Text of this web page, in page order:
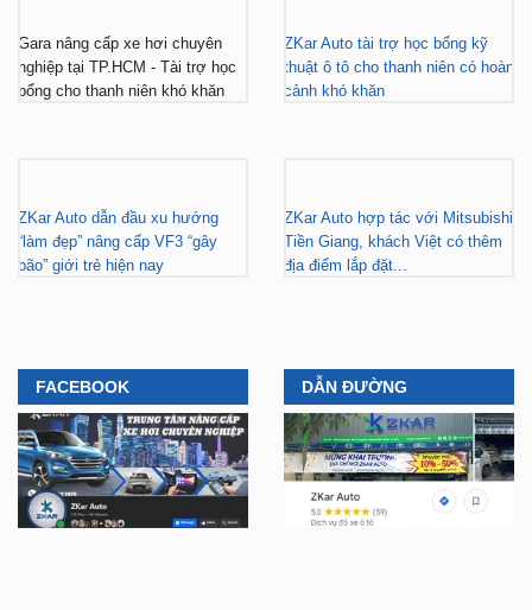
Gara nâng cấp xe hơi chuyên
nghiệp tại TP.HCM - Tài trợ học
bổng cho thanh niên khó khăn
ZKar Auto tài trợ học bổng kỹ
thuật ô tô cho thanh niên có hoàn
cảnh khó khăn
ZKar Auto dẫn đầu xu hướng
“làm đẹp” nâng cấp VF3 “gây
bão” giới trẻ hiện nay
ZKar Auto hợp tác với Mitsubishi
Tiền Giang, khách Việt có thêm
địa điểm lắp đặt...
FACEBOOK DẪN ĐƯỜNG